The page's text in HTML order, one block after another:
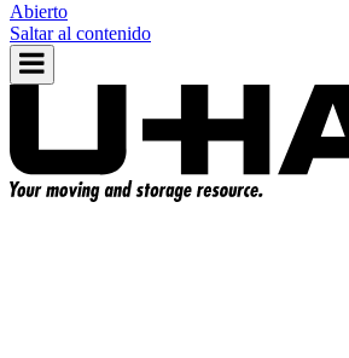
Abierto
Saltar al contenido